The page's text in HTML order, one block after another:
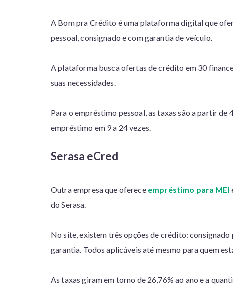
A Bom pra Crédito é uma plataforma digital que
pessoal, consignado e com garantia de veículo.
A plataforma busca ofertas de crédito em 30
suas necessidades.
Para o empréstimo pessoal, as taxas são a partir de
empréstimo em 9 a 24 vezes.
Serasa eCred
Outra empresa que oferece empréstimo para MEI
do Serasa.
No site, existem três opções de crédito:
garantia. Todos aplicáveis até mesmo para quem
As taxas giram em torno de 26,76% ao ano e a